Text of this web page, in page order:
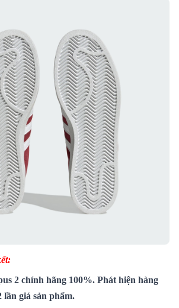
2 chính hãng 100%. Phát hiện hàng
lần giá sản phẩm.